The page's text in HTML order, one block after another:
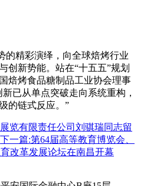
的精彩演绎，向全球焙烤行业
创新势能。站在“十五五”规划
焙烤食品糖制品工业协会理事
已从单点突破走向系统重构，
的链式反应。”
览有限责任公司刘骐瑞同志留
下一篇:第64届高等教育博览会、
改革发展论坛在南昌开幕